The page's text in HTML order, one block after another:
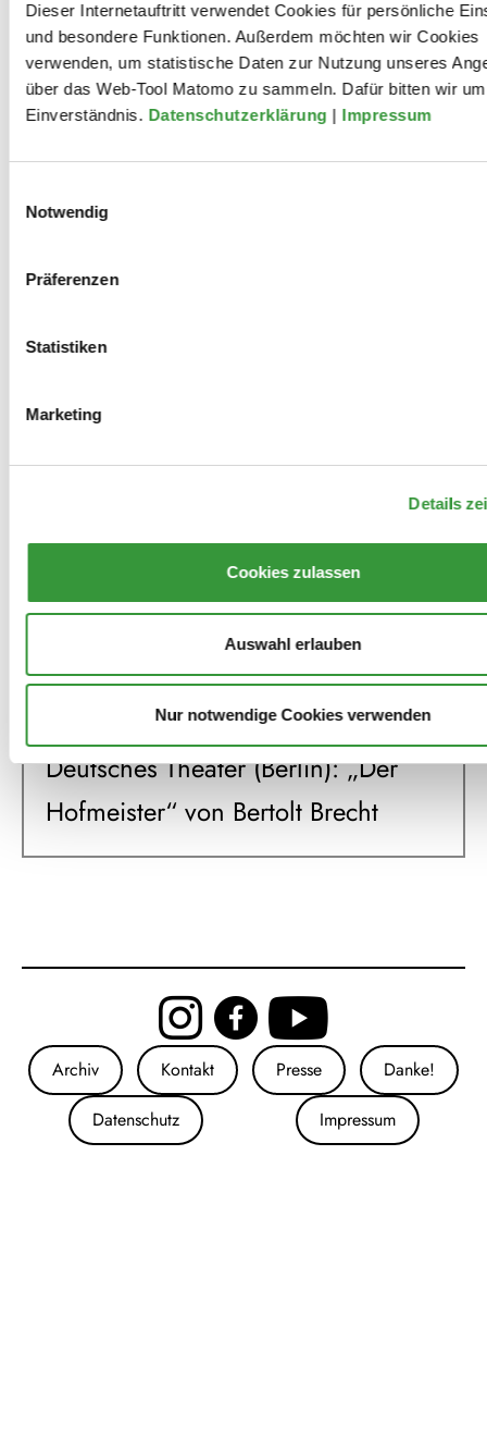
Dieser Internetauftritt verwendet Cookies für persönliche
und besondere Funktionen. Außerdem möchten wir Cookies
verwenden, um statistische Daten zur Nutzung unseres
über das Web-Tool Matomo zu sammeln. Dafür bitten wir
Einverständnis. Datenschutzerklärung | Impressum
Notwendig
Präferenzen
Statistiken
Marketing
Details
Cookies zulassen
Auswahl erlauben
Nur notwendige Cookies verwenden
Aktuelles:Staatstheater Augsburg (staatstheater-
augsburg.de)
2025
Mutter Courage und ihre Kinder
2024
Mutter Courage und ihre Kinder
Staatstheater Augsburg: Bier mit
Deutsches Theater (Berlin): „Der
Hofmeister“ von Bertolt Brecht
Archiv Kontakt Presse
Danke!
Datenschutz
Impressum